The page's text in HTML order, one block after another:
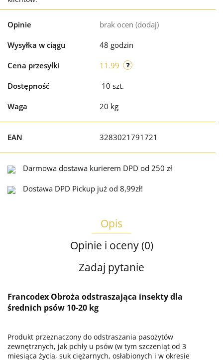
Opinie brak ocen (dodaj)
Wysyłka w ciągu 48 godzin
Cena przesyłki 11.99
Dostępność 10 szt.
Waga 20 kg
EAN 3283021791721
Darmowa dostawa kurierem DPD od 250 zł
Dostawa DPD Pickup już od 8,99zł!
Opis
Opinie i oceny (0)
Zadaj pytanie
Francodex Obroża odstraszająca insekty dla
średnich psów 10-20 kg
Produkt przeznaczony do odstraszania pasożytów
zewnętrznych, jak pchły u psów (w tym szczeniąt od 3
miesiąca życia, suk ciężarnych, osłabionych i w okresie